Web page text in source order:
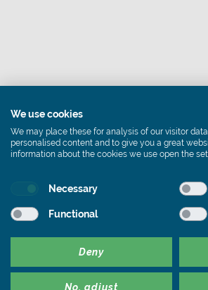
So
We use cookies
We may place these for analysis of our visitor
personalised content and to give you a great
information about the cookies we use open the
Necessary
Functional
Deny
No, adjust